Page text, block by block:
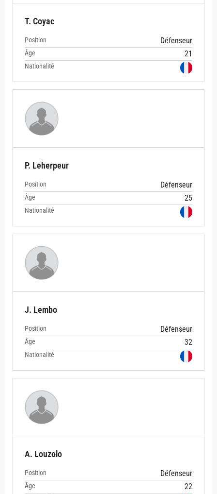
T. Coyac
Position Défenseur
Âge 21
Nationalité
P. Leherpeur
Position Défenseur
Âge 25
Nationalité
J. Lembo
Position Défenseur
Âge 32
Nationalité
A. Louzolo
Position Défenseur
Âge 22